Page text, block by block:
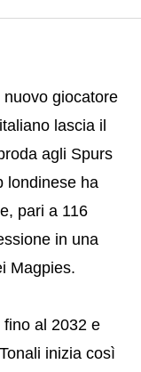
giocatore
lascia il
agli Spurs
londinese ha
pari a 116
in una
Magpies.
fino al 2032 e
inizia così